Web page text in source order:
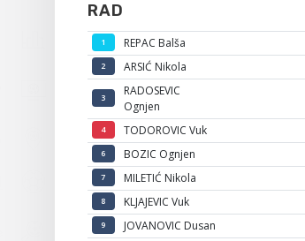
RAD
1 REPAC Balša
2 ARSIĆ Nikola
3
RADOSEVIC
Ognjen
4 TODOROVIC Vuk
6 BOZIC Ognjen
7 MILETIĆ Nikola
8 KLJAJEVIC Vuk
9 JOVANOVIC Dusan